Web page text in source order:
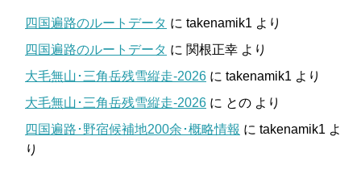
四国遍路のルートデータ に takenamik1 より
四国遍路のルートデータ に 関根正幸 より
大毛無山･三角岳残雪縦走-2026 に takenamik1 より
大毛無山･三角岳残雪縦走-2026 に との より
四国遍路･野宿候補地200余･概略情報 に takenamik1 よ
り